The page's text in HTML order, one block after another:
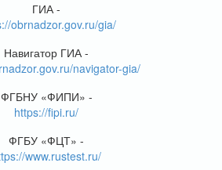
ГИА -
obrnadzor.gov.ru/gia/
Навигатор ГИА -
navigator-gia/
ФГБНУ «ФИПИ» -
https://fipi.ru/
ФГБУ «ФЦТ» -
www.rustest.ru/